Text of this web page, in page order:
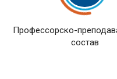
Профессорско-
состав